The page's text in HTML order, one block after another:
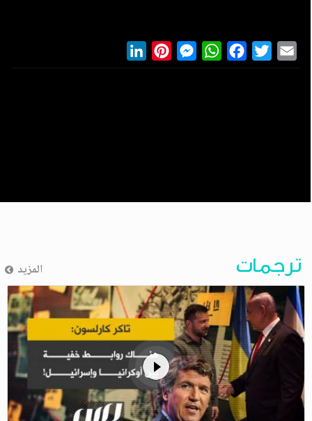
LinkedInPinterestMessengerWhatsAppFacebook
Twitter
ترجمات المزيد